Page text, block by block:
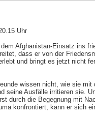
Uhr
Afghanistan-Einsatz ins
dass er von der
und bringt es jetzt nicht
wissen nicht, wie sie
seine Ausfälle irritieren sie.
durch die Begegnung mit
konfrontiert, kann er sich